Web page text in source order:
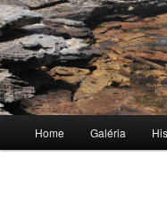
TTC
Stolnotenisový klub
Skip
Home Galéria